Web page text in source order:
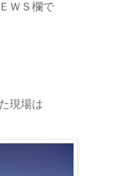
ＷＳ欄で
現場は